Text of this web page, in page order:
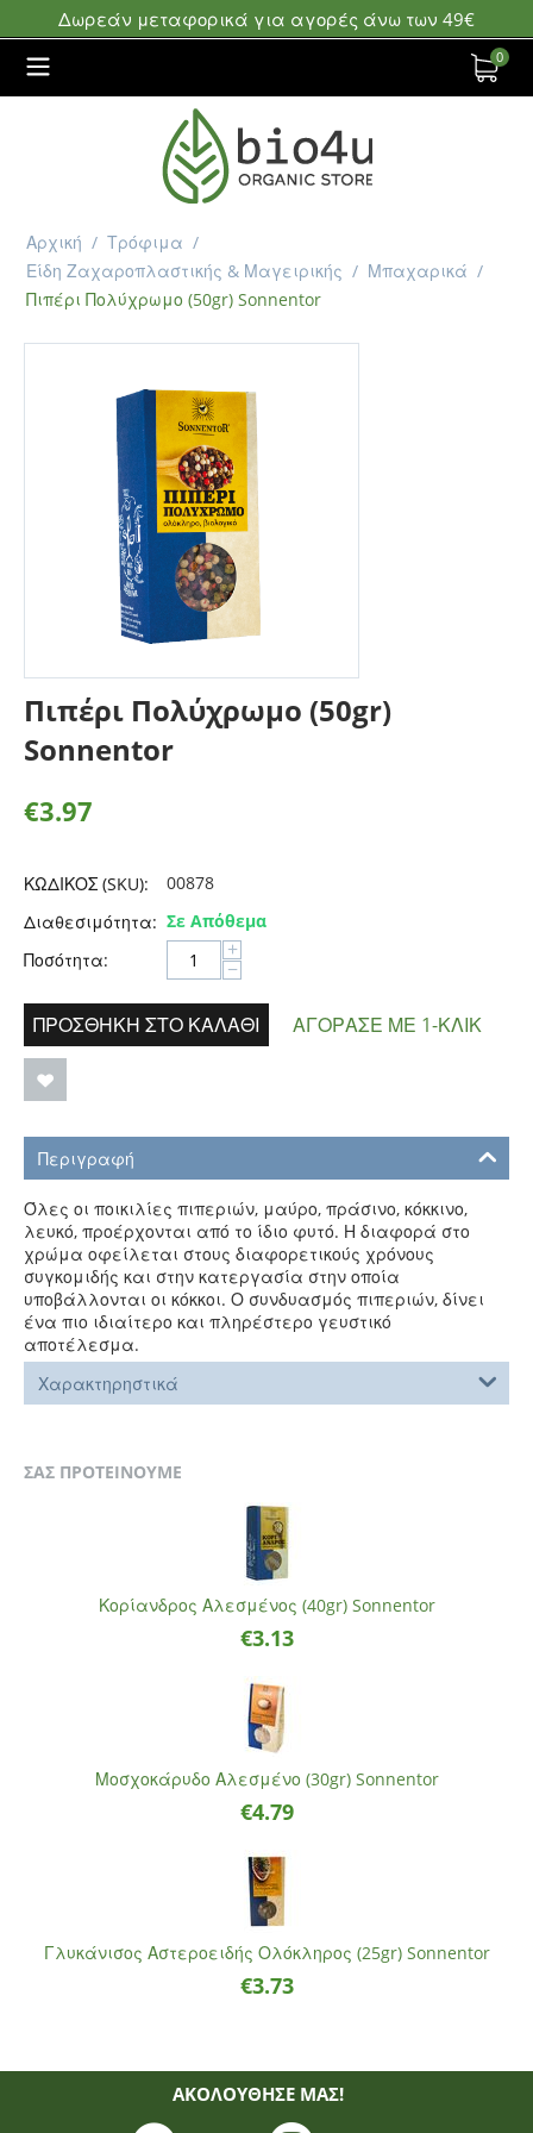
Δωρεάν μεταφορικά για αγορές άνω των 49€
0
Αρχική / Τρόφιμα /
Είδη Ζαχαροπλαστικής & Μαγειρικής / Μπαχαρικά /
Πιπέρι Πολύχρωμο (50gr) Sonnentor
Πιπέρι Πολύχρωμο (50gr)
Sonnentor
€3.97
ΚΩΔΙΚΟΣ (SKU):
00878
Διαθεσιμότητα: Σε Απόθεμα
Ποσότητα:
+
−
ΠΡΟΣΘΉΚΗ ΣΤΟ ΚΑΛΆΘΙ ΑΓΌΡΑΣΕ ΜΕ 1-ΚΛΙΚ
Περιγραφή
Όλες οι ποικιλίες πιπεριών, μαύρο, πράσινο, κόκκινο,
λευκό, προέρχονται από το ίδιο φυτό. Η διαφορά στο
χρώμα οφείλεται στους διαφορετικούς χρόνους
συγκομιδής και στην κατεργασία στην οποία
υποβάλλονται οι κόκκοι. Ο συνδυασμός πιπεριών, δίνει
ένα πιο ιδιαίτερο και πληρέστερο γευστικό
αποτέλεσμα.
Χαρακτηρηστικά
ΣΑΣ ΠΡΟΤΕΙΝΟΥΜΕ
Κορίανδρος Αλεσμένος (40gr) Sonnentor
€3.13
Μοσχοκάρυδο Αλεσμένο (30gr) Sonnentor
€4.79
Γλυκάνισος Αστεροειδής Ολόκληρος (25gr) Sonnentor
€3.73
ΑΚΟΛΟΥΘΗΣΈ ΜΑΣ!